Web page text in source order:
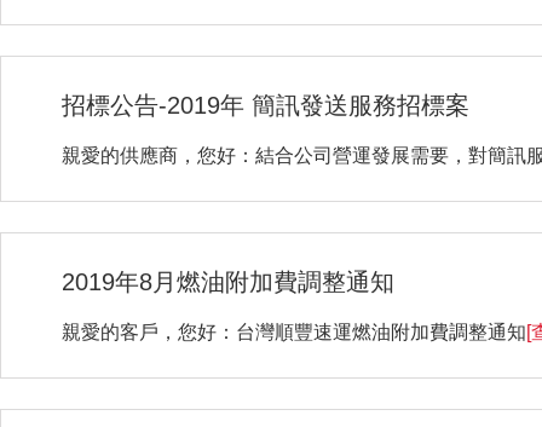
招標公告-2019年 簡訊發送服務招標案
親愛的供應商，您好：結合公司營運發展需要，對簡訊
2019年8月燃油附加費調整通知
親愛的客戶，您好：台灣順豐速運燃油附加費調整通知[